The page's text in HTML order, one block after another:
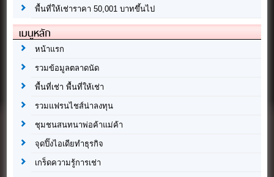
พื้นที่ให้เช่าราคา 50,001 บาทขึ้นไป
เมนูหลัก
หน้าแรก
รวมข้อมูลตลาดนัด
พื้นที่เช่า พื้นที่ให้เช่า
รวมแฟรนไชส์น่าลงทุน
ชุมชนสนทนาพ่อค้าแม่ค้า
จุดปิ๊งไอเดียทำธุรกิจ
เกร็ดความรู้การเช่า